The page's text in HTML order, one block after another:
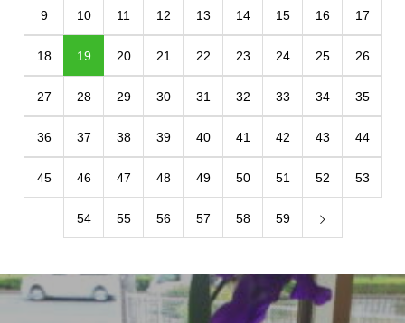
9 10 11 12 13 14 15 16 17
18 19 20 21 22 23 24 25 26
27 28 29 30 31 32 33 34 35
36 37 38 39 40 41 42 43 44
45 46 47 48 49 50 51 52 53
54 55 56 57 58 59